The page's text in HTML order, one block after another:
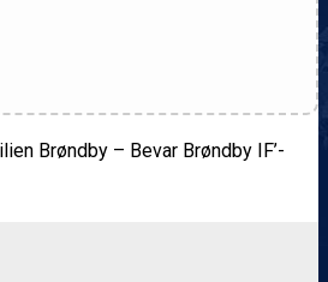
Brøndby – Bevar Brøndby IF’-